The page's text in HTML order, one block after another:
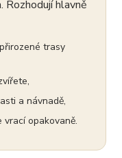
Rozhodují hlavně
trasy
a návnadě,
opakovaně.